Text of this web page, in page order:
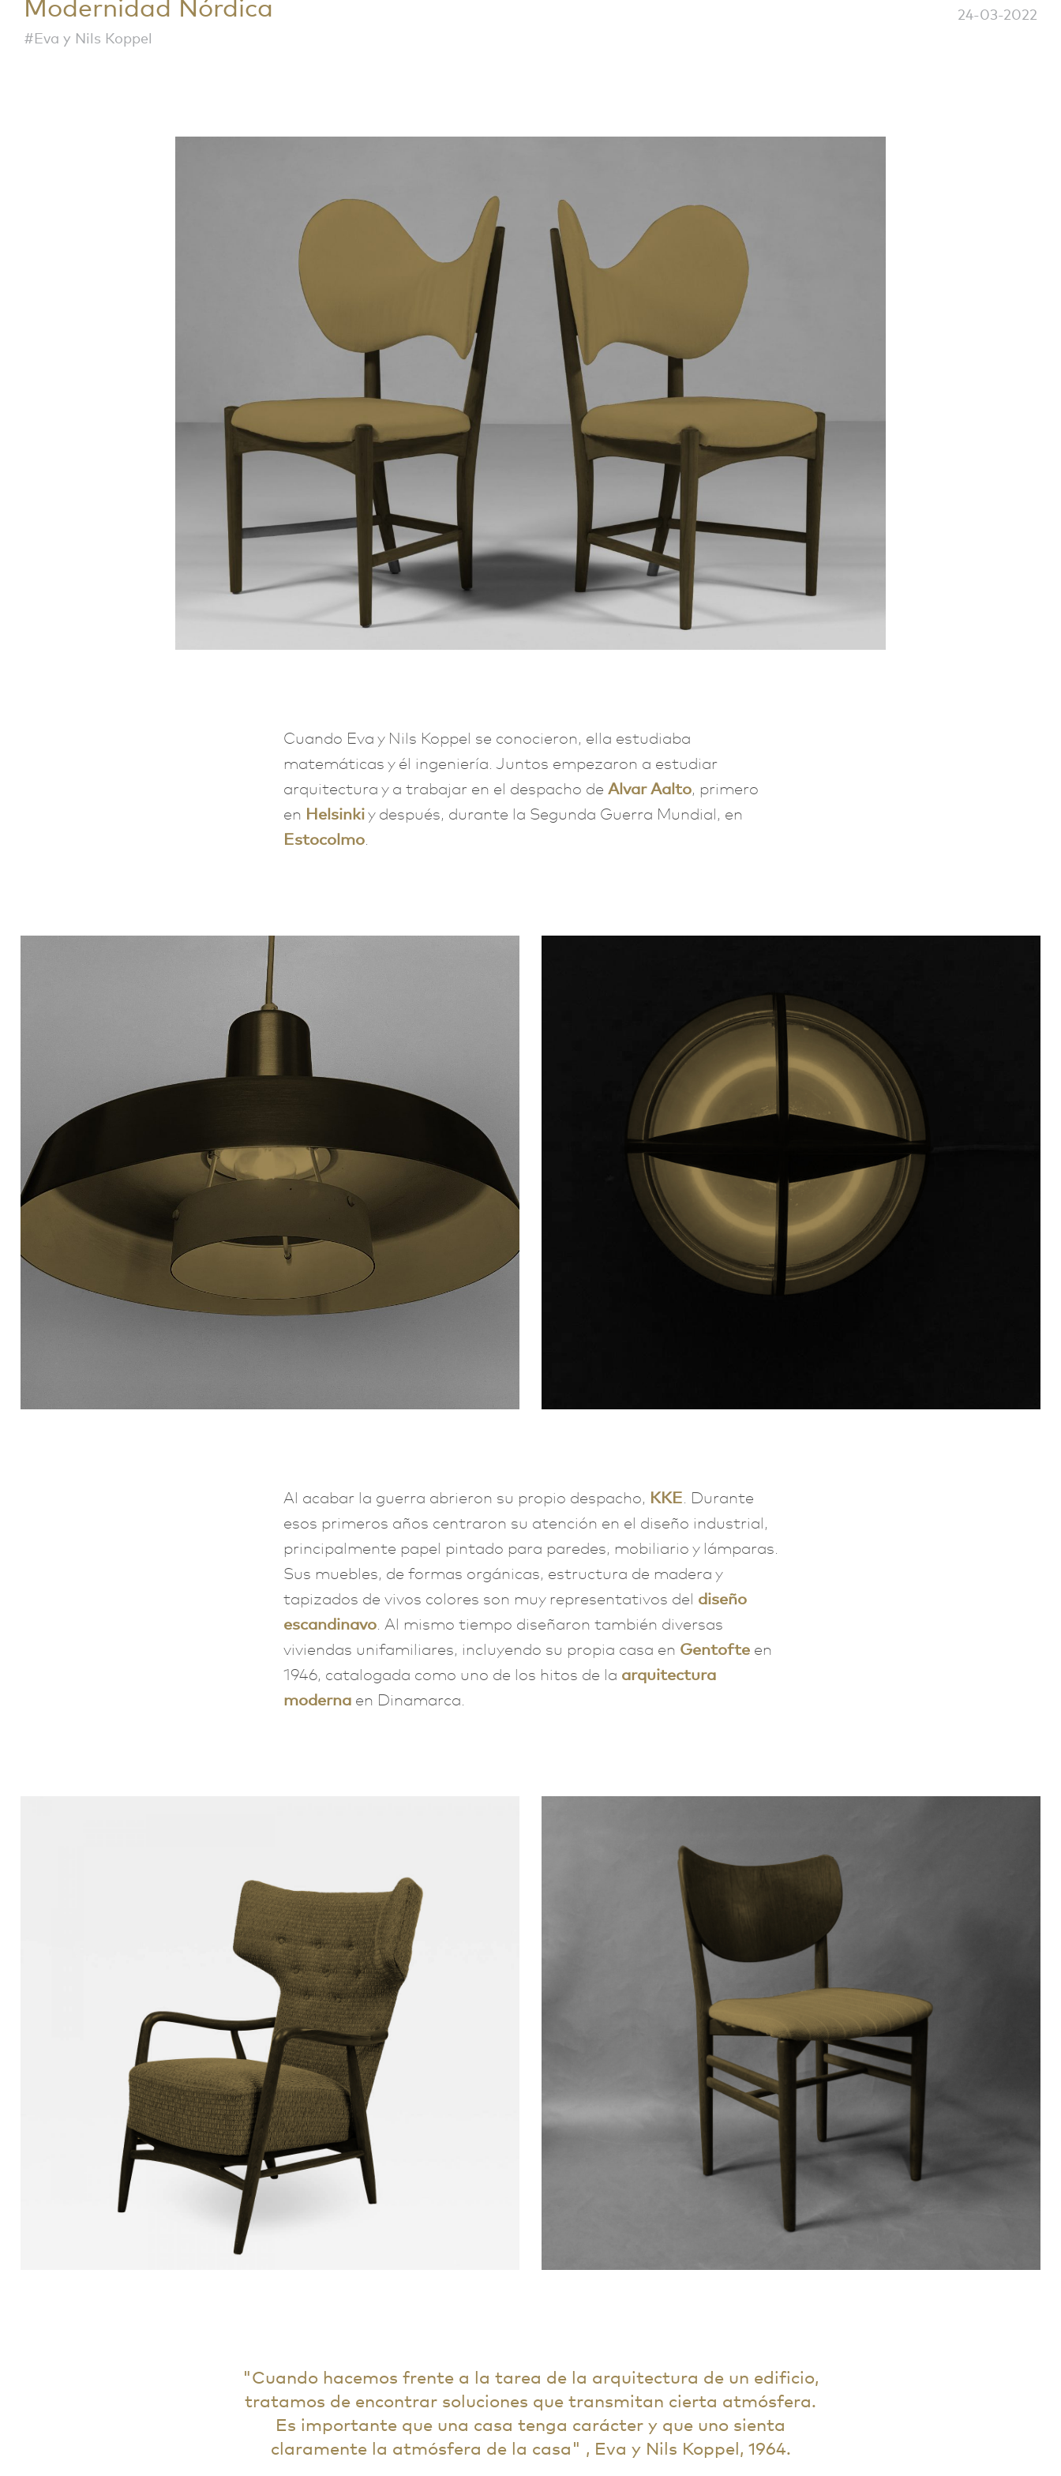
Modernidad Nórdica
#Eva y Nils Koppel
24-03-2022
Cuando Eva y Nils Koppel se conocieron, ella estudiaba
matemáticas y él ingeniería. Juntos empezaron a estudiar
arquitectura y a trabajar en el despacho de Alvar Aalto, primero
en Helsinkiy después, durante la Segunda Guerra Mundial, en
Estocolmo.
Al acabar la guerra abrieron su propio despacho, KKE. Durante
esos primeros años centraron su atención en el diseño industrial,
principalmente papel pintado para paredes, mobiliario y lámparas.
Sus muebles, de formas orgánicas, estructura de madera y
tapizados de vivos colores son muy representativos del diseño
escandinavo. Al mismo tiempo diseñaron también diversas
viviendas unifamiliares, incluyendo su propia casa en Gentofteen
1946, catalogada como uno de los hitos de la arquitectura
modernaen Dinamarca.
Cuando hacemos frente a la tarea de la arquitectura de un edificio,
tratamos de encontrar soluciones que transmitan cierta atmósfera.
Es importante que una casa tenga carácter y que uno sienta
claramente la atmósfera de la casa
, Eva y Nils Koppel, 1964.